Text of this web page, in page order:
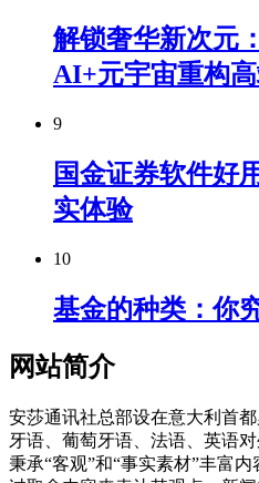
解锁奢华新次
AI+元宇宙重构
9
国金证券软件好
实体验
10
基金的种类：你
网站简介
安莎通讯社总部设在意大利首
牙语、葡萄牙语、法语、英语
秉承“客观”和“事实素材”丰富